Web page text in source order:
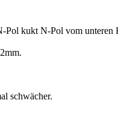
kukt N-Pol vom unteren
schwächer.